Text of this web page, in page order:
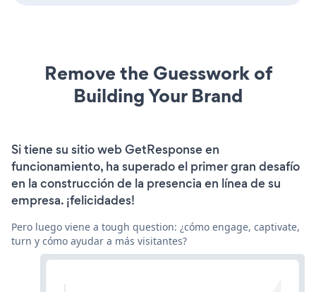
Remove the Guesswork of
Building Your Brand
Si tiene su sitio web GetResponse en
funcionamiento, ha superado el primer gran desafío
en la construcción de la presencia en línea de su
empresa. ¡felicidades!
Pero luego viene a tough question: ¿cómo engage, captivate,
turn y cómo ayudar a más visitantes?